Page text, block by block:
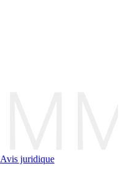
Avis juridique